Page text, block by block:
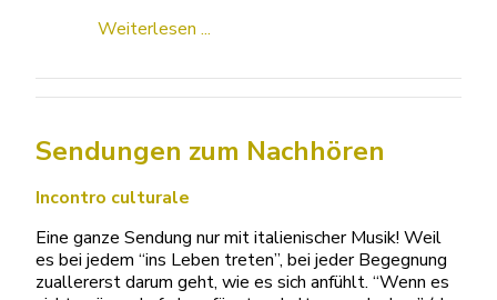
Weiterlesen ...
Sendungen zum Nachhören
Incontro culturale
Eine ganze Sendung nur mit italienischer Musik! Weil
es bei jedem “ins Leben treten”, bei jeder Begegnung
zuallererst darum geht, wie es sich anfühlt. “Wenn es